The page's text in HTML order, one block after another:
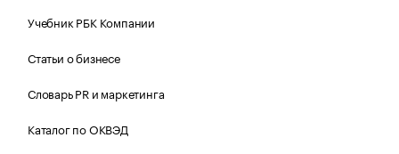
Учебник РБК Компании
Статьи о бизнесе
Словарь PR и маркетинга
Каталог по ОКВЭД